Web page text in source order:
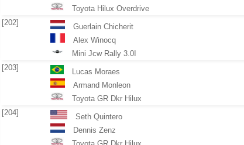
Toyota Hilux Overdrive
[202]
Guerlain Chicherit
Alex Winocq
Mini Jcw Rally 3.0I
[203]
Lucas Moraes
Armand Monleon
Toyota GR Dkr Hilux
[204]
Seth Quintero
Dennis Zenz